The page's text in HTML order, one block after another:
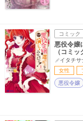
コミック
悪役令嬢
（コミッ
イタチサ
女性
悪役令嬢